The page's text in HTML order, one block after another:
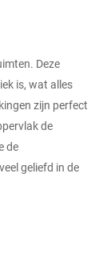
Deze
is, wat alles
zijn perfect
de
de
geliefd in de